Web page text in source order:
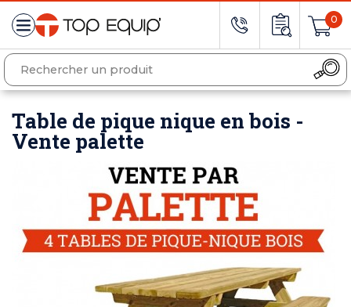
0
Table de pique nique en bois -
Vente palette